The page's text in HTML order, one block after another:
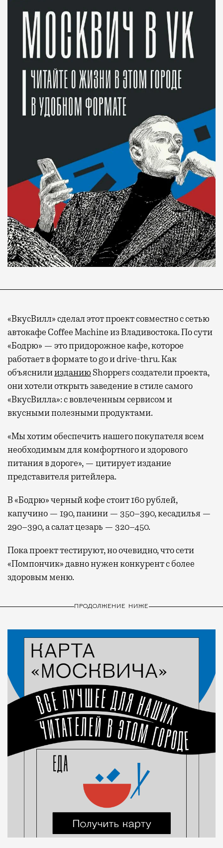
«ВкусВилл» сделал этот проект совместно с сетью
автокафе Coffee Machine из Владивостока. По сути
«Бодрю» — это придорожное кафе, которое
работает в формате to go и drive-thru. Как
объяснилиизданию Shoppers создатели проекта,
они хотели открыть заведение в стиле самого
«ВкусВилла»: с вовлеченным сервисом и
вкусными полезными продуктами.
«Мы хотим обеспечить нашего покупателя всем
необходимым для комфортного и здорового
питания в дороге», — цитирует издание
представителя ритейлера.
В «Бодрю» черный кофе стоит 160 рублей,
капучино — 190, панини — 350–390, кесадилья —
290–390, а салат цезарь — 320–450.
Пока проект тестируют, но очевидно, что сети
«Помпончик» давно нужен конкурент с более
здоровым меню.
ПРОДОЛЖЕНИЕ НИЖЕ